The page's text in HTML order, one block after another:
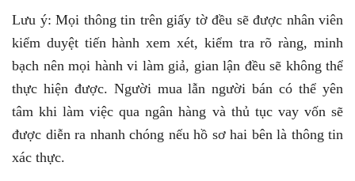
Lưu ý: Mọi thông tin trên giấy tờ đều sẽ được nhân viên
kiểm duyệt tiến hành xem xét, kiểm tra rõ ràng, minh
bạch nên mọi hành vi làm giả, gian lận đều sẽ không thể
thực hiện được. Người mua lẫn người bán có thể yên
tâm khi làm việc qua ngân hàng và thủ tục vay vốn sẽ
được diễn ra nhanh chóng nếu hồ sơ hai bên là thông tin
xác thực.